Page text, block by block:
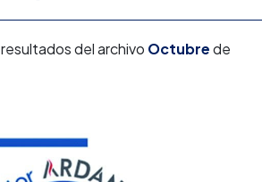
resultados del archivo Octubrede